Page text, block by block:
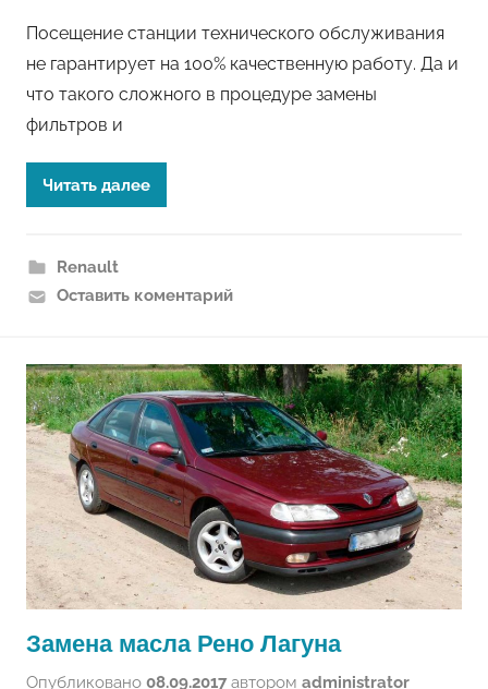
Посещение станции технического обслуживания
не гарантирует на 100% качественную работу. Да и
что такого сложного в процедуре замены
фильтров и
Читать далее
Renault
Оставить коментарий
Замена масла Рено Лагуна
Опубликовано 08.09.2017автором administrator